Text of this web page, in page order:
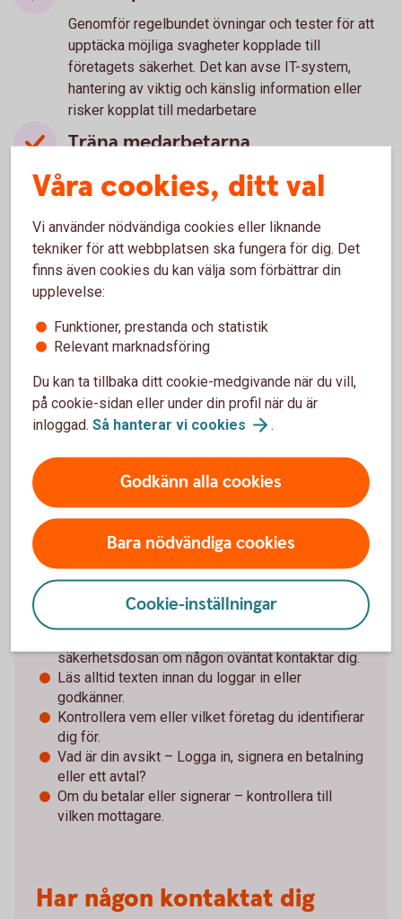
Genomför regelbundet övningar och tester för att
upptäcka möjliga svagheter kopplade till
företagets säkerhet. Det kan avse IT-system,
hantering av viktig och känslig information eller
risker kopplat till medarbetare
Träna medarbetarna
Utbilda dina medarbetare regelbundet i era
kontrollprocesser. Både för att alla ska veta hur de
ska agera i vissa situationer, och risker de bör vara
extra uppmärksamma på. Särskilt om de innehar
känsliga positioner med större befogenhet. Till
exempel Ekonomi- eller IT-personal.
Om det ändå händer - spara
underlag
Om företaget trots allt blir utsatt, kontakta
omgående banken och informera vad som hänt.
Särskilt om det försvunnit pengar. Spara och
dokumentera så mycket information som möjligt
för att kunna överlämna till brottsutredande
myndigheter i jakten på förövarna.
Tips för Mobilt BankID och
säkerhetsdosan
säkerhetsdosan om någon oväntat kontaktar dig.
Läs alltid texten innan du loggar in eller
godkänner.
Kontrollera vem eller vilket företag du identifierar
dig för.
Vad är din avsikt – Logga in, signera en betalning
eller ett avtal?
Om du betalar eller signerar – kontrollera till
vilken mottagare.
Har någon kontaktat dig
Våra cookies, ditt val
Vi använder nödvändiga cookies eller liknande
tekniker för att webbplatsen ska fungera för dig. Det
finns även cookies du kan välja som förbättrar din
upplevelse:
Funktioner, prestanda och statistik
Relevant marknadsföring
Du kan ta tillbaka ditt cookie-medgivande när du vill,
på cookie-sidan eller under din profil när du är
inloggad. Så hanterar vi cookies .
Godkänn alla cookies
Bara nödvändiga cookies
Cookie-inställningar